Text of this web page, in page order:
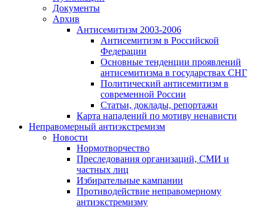
Документы
Архив
Антисемитизм 2003-2006
Антисемитизм в Российской
Федерации
Основные тенденции проявлений
антисемитизма в государствах СНГ
Политический антисемитизм в
современной России
Статьи, доклады, репортажи
Карта нападений по мотиву ненависти
Неправомерный антиэкстремизм
Новости
Нормотворчество
Преследования организаций, СМИ и
частных лиц
Избирательные кампании
Противодействие неправомерному
антиэкстремизму